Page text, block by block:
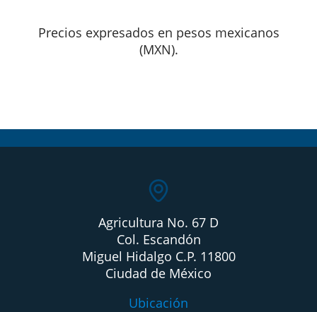
Precios expresados en pesos mexicanos
(MXN).
Agricultura No. 67 D
Col. Escandón
Miguel Hidalgo C.P. 11800
Ciudad de México
Ubicación